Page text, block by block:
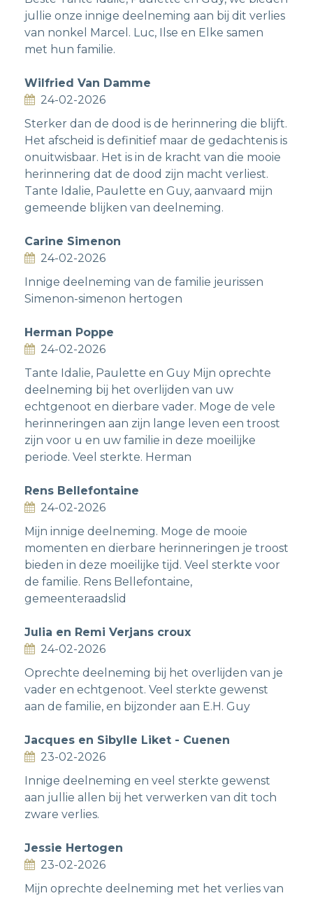
jullie onze innige deelneming aan bij dit verlies
van nonkel Marcel. Luc, Ilse en Elke samen
met hun familie.
Wilfried Van Damme
24-02-2026
Sterker dan de dood is de herinnering die blijft.
Het afscheid is definitief maar de gedachtenis is
onuitwisbaar. Het is in de kracht van die mooie
herinnering dat de dood zijn macht verliest.
Tante Idalie, Paulette en Guy, aanvaard mijn
gemeende blijken van deelneming.
Carine Simenon
24-02-2026
Innige deelneming van de familie jeurissen
Simenon-simenon hertogen
Herman Poppe
24-02-2026
Tante Idalie, Paulette en Guy Mijn oprechte
deelneming bij het overlijden van uw
echtgenoot en dierbare vader. Moge de vele
herinneringen aan zijn lange leven een troost
zijn voor u en uw familie in deze moeilijke
periode. Veel sterkte. Herman
Rens Bellefontaine
24-02-2026
Mijn innige deelneming. Moge de mooie
momenten en dierbare herinneringen je troost
bieden in deze moeilijke tijd. Veel sterkte voor
de familie. Rens Bellefontaine,
gemeenteraadslid
Julia en Remi Verjans croux
24-02-2026
Oprechte deelneming bij het overlijden van je
vader en echtgenoot. Veel sterkte gewenst
aan de familie, en bijzonder aan E.H. Guy
Jacques en Sibylle Liket - Cuenen
23-02-2026
Innige deelneming en veel sterkte gewenst
aan jullie allen bij het verwerken van dit toch
zware verlies.
Jessie Hertogen
23-02-2026
Mijn oprechte deelneming met het verlies van